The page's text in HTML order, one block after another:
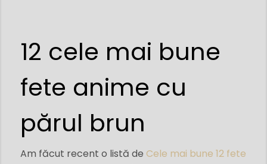
12 cele mai bune
fete anime cu
părul brun
Am făcut recent o listă de Cele mai bune 12 fete